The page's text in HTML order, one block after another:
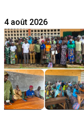
4 août 2026